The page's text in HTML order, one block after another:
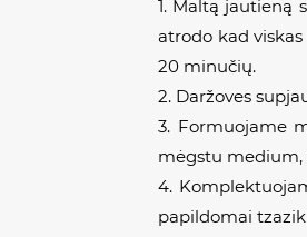
1. Maltą jautieną
atrodo kad
20 minučių.
2. Daržoves
3. Formuojame
mėgstu medium,
4.
papildomai